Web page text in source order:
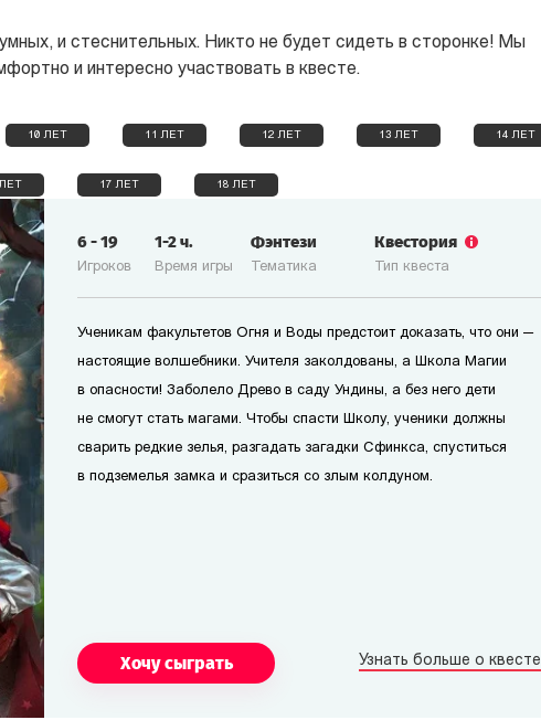
и стеснительных. Никто не будет сидеть в сторонке! Мы
и интересно участвовать в квесте.
10 ЛЕТ 11 ЛЕТ 12 ЛЕТ 13 ЛЕТ 14 ЛЕТ
17 ЛЕТ 18 ЛЕТ
Игроков
6-19
Время игры
1-2ч.
Тематика
Фэнтези
Тип квеста
Квестория
Ученикам факультетов Огня и Воды предстоит доказать, что они —
настоящие волшебники. Учителя заколдованы, а Школа Магии
в опасности! Заболело Древо в саду Ундины, а без него дети
не смогут стать магами. Чтобы спасти Школу, ученики должны
сварить редкие зелья, разгадать загадки Сфинкса, спуститься
в подземелья замка и сразиться со злым колдуном.
Хочу сыграть Узнать больше о квесте